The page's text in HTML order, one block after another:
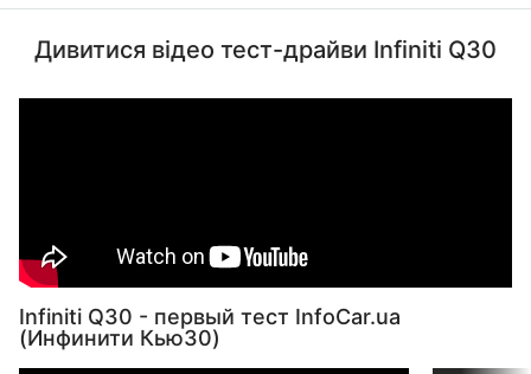
Дивитися відео тест-драйви Infiniti Q30
Infiniti Q30 - первый тест InfoCar.ua
(Инфинити Кью30)